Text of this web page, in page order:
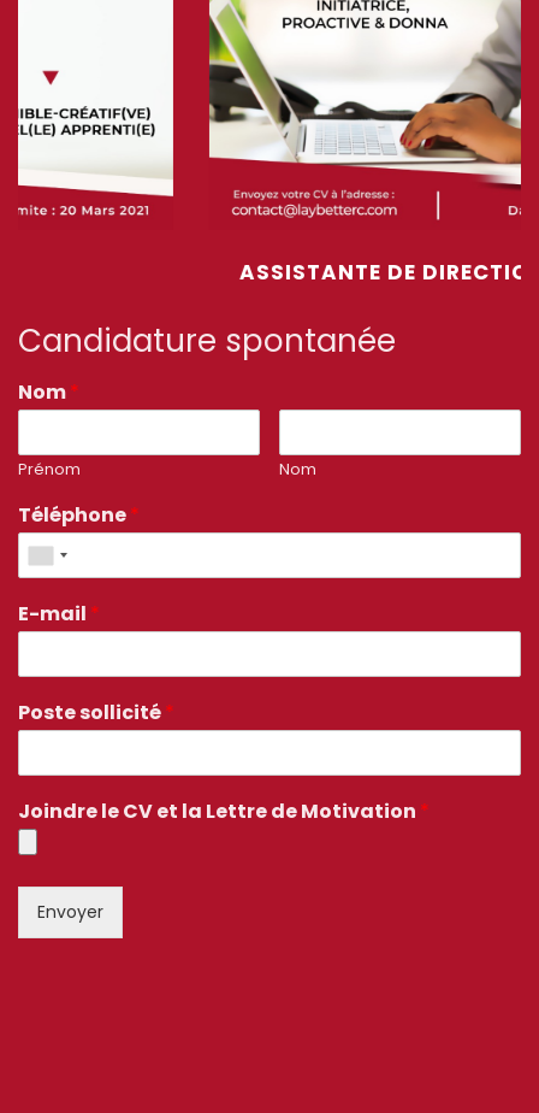
ASSISTANTE DE DIRECTION
Candidature spontanée
Nom*
Prénom Nom
Téléphone*
E-mail *
Poste sollicité*
Joindre le CV et la Lettre de Motivation *
Envoyer